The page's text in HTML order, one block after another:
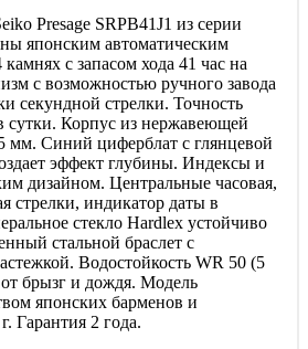
Presage SRPB41J1 из серии
японским автоматическим
с запасом хода 41 час на
с возможностью ручного завода
секундной стрелки. Точность
сутки. Корпус из нержавеющей
мм. Синий циферблат с глянцевой
эффект глубины. Индексы и
дизайном. Центральные часовая,
стрелки, индикатор даты в
стекло Hardlex устойчиво
стальной браслет с
Водостойкость WR 50 (5
брызг и дождя. Модель
японских барменов и
Гарантия 2 года.